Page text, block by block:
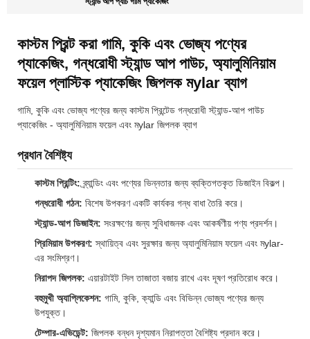
কাস্টম প্রিন্ট করা গামি, কুকি এবং ভোজ্য পণ্যের
প্যাকেজিং, গন্ধরোধী স্ট্যান্ড আপ পাউচ, অ্যালুমিনিয়াম
ফয়েল প্লাস্টিক প্যাকেজিং জিপলক মylar ব্যাগ
গামি, কুকি এবং ভোজ্য পণ্যের জন্য কাস্টম প্রিন্টেড গন্ধরোধী স্ট্যান্ড-আপ পাউচ
প্যাকেজিং - অ্যালুমিনিয়াম ফয়েল এবং মylar জিপলক ব্যাগ
প্রধান বৈশিষ্ট্য
কাস্টম প্রিন্টিং:ব্র্যান্ডিং এবং পণ্যের ভিন্নতার জন্য ব্যক্তিগতকৃত ডিজাইন বিকল্প।
গন্ধরোধী গঠন: বিশেষ উপকরণ একটি কার্যকর গন্ধ বাধা তৈরি করে।
স্ট্যান্ড-আপ ডিজাইন: সংরক্ষণের জন্য সুবিধাজনক এবং আকর্ষণীয় পণ্য প্রদর্শন।
প্রিমিয়াম উপকরণ: স্থায়িত্ব এবং সুরক্ষার জন্য অ্যালুমিনিয়াম ফয়েল এবং মylar-
এর সংমিশ্রণ।
নিরাপদ জিপলক: এয়ারটাইট সিল তাজাতা বজায় রাখে এবং দূষণ প্রতিরোধ করে।
বহুমুখী অ্যাপ্লিকেশন: গামি, কুকি, ক্যান্ডি এবং বিভিন্ন ভোজ্য পণ্যের জন্য
উপযুক্ত।
টেম্পার-এভিডেন্ট: জিপলক বন্ধন দৃশ্যমান নিরাপত্তা বৈশিষ্ট্য প্রদান করে।